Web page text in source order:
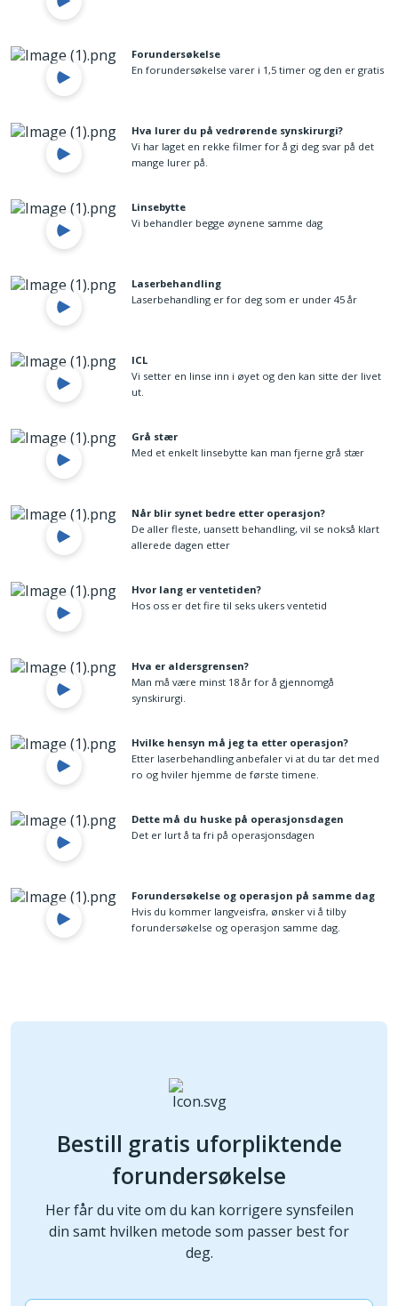
Forundersøkelse
En forundersøkelse varer i 1,5 timer og den er gratis
Hva lurer du på vedrørende synskirurgi?
Vi har laget en rekke filmer for å gi deg svar på det
mange lurer på.
Linsebytte
Vi behandler begge øynene samme dag
Laserbehandling
Laserbehandling er for deg som er under 45 år
ICL
Vi setter en linse inn i øyet og den kan sitte der livet
ut.
Grå stær
Med et enkelt linsebytte kan man fjerne grå stær
Når blir synet bedre etter operasjon?
De aller fleste, uansett behandling, vil se nokså klart
allerede dagen etter
Hvor lang er ventetiden?
Hos oss er det fire til seks ukers ventetid
Hva er aldersgrensen?
Man må være minst 18 år for å gjennomgå
synskirurgi.
Hvilke hensyn må jeg ta etter operasjon?
Etter laserbehandling anbefaler vi at du tar det med
ro og hviler hjemme de første timene.
Dette må du huske på operasjonsdagen
Det er lurt å ta fri på operasjonsdagen
Forundersøkelse og operasjon på samme dag
Hvis du kommer langveisfra, ønsker vi å tilby
forundersøkelse og operasjon samme dag.
Bestill gratis uforpliktende
forundersøkelse
Her får du vite om du kan korrigere synsfeilen
din samt hvilken metode som passer best for
deg.